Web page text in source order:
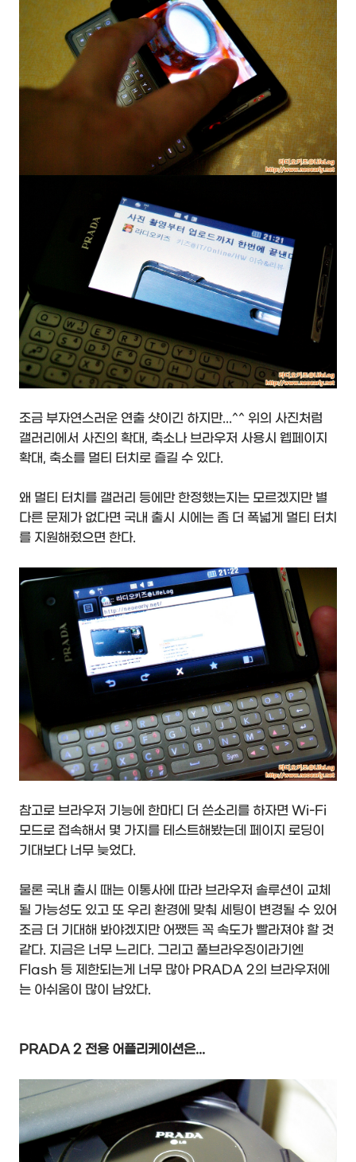
조금 부자연스러운 연출 샷이긴 하지만...^^ 위의 사진처럼
갤러리에서 사진의 확대, 축소나 브라우저 사용시 웹페이지
확대, 축소를 멀티 터치로 즐길 수 있다.
왜 멀티 터치를 갤러리 등에만 한정했는지는 모르겠지만 별
다른 문제가 없다면 국내 출시 시에는 좀 더 폭넓게 멀티 터치
를 지원해줬으면 한다.
참고로 브라우저 기능에 한마디 더 쓴소리를 하자면 Wi-Fi
모드로 접속해서 몇 가지를 테스트해봤는데 페이지 로딩이
기대보다 너무 늦었다.
물론 국내 출시 때는 이통사에 따라 브라우저 솔루션이 교체
될 가능성도 있고 또 우리 환경에 맞춰 세팅이 변경될 수 있어
조금 더 기대해 봐야겠지만 어쨌든 꼭 속도가 빨라져야 할 것
같다. 지금은 너무 느리다. 그리고 풀브라우징이라기엔
Flash 등 제한되는게 너무 많아 PRADA 2의 브라우저에
는 아쉬움이 많이 남았다.
PRADA 2 전용 어플리케이션은...